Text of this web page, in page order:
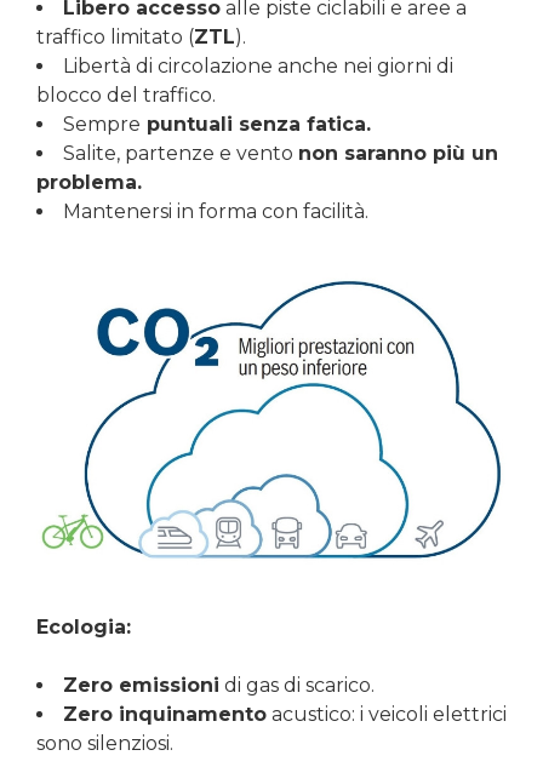
Libero accesso alle piste ciclabili e aree a
traffico limitato (ZTL).
Libertà di circolazione anche nei giorni di
blocco del traffico.
Sempre puntuali senza fatica.
Salite, partenze e vento non saranno più un
problema.
Mantenersi in forma con facilità.
Ecologia:
Zero emissioni di gas di scarico.
Zero inquinamento acustico: i veicoli elettrici
sono silenziosi.